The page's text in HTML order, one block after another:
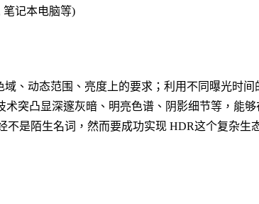
笔记本电脑等)
域、动态范围、亮度上的要求；利用不同曝光时间
术突凸显深邃灰暗、明亮色谱、阴影细节等，能够
不是陌生名词，然而要成功实现 HDR这个复杂生